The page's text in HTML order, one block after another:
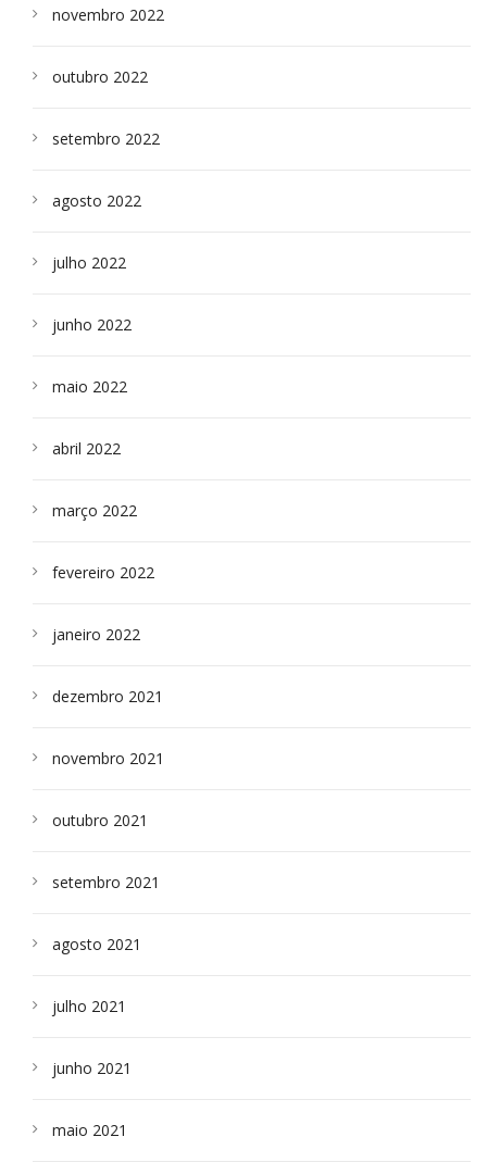
novembro 2022
outubro 2022
setembro 2022
agosto 2022
julho 2022
junho 2022
maio 2022
abril 2022
março 2022
fevereiro 2022
janeiro 2022
dezembro 2021
novembro 2021
outubro 2021
setembro 2021
agosto 2021
julho 2021
junho 2021
maio 2021